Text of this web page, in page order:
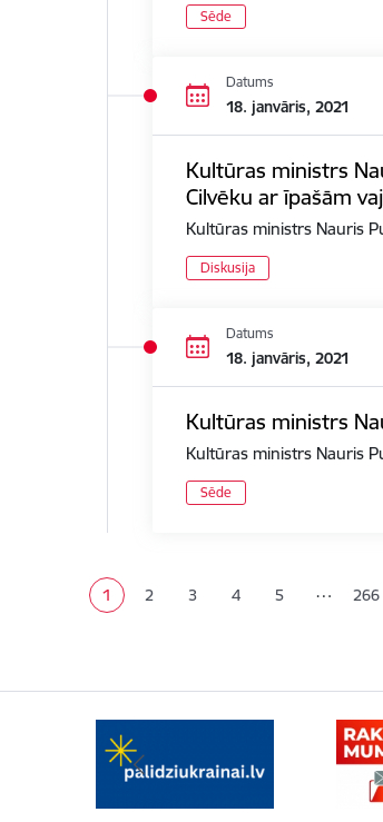
Sēde
Datums
18. janvāris, 2021
Kultūras ministrs
Cilvēku ar īpašām
Kultūras ministrs Nauris
Diskusija
Datums
18. janvāris, 2021
Kultūras ministrs
Kultūras ministrs Nauris
Sēde
Pašreizējā lapa
1 Lapa
2 Lapa
3 Lapa
4 Lapa
5 … 266